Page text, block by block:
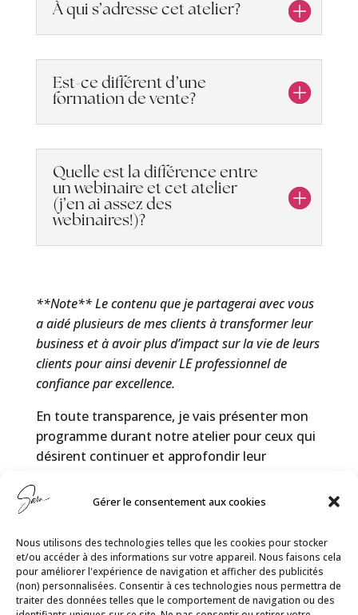
Gérer le consentement aux cookies
Nous utilisons des technologies telles que les cookies pour stocker
et/ou accéder à des informations sur votre appareil. Nous faisons cela
pour améliorer l'expérience de navigation et afficher des publicités
(non) personnalisées. Consentir à ces technologies nous permettra de
traiter des données telles que le comportement de navigation ou des
À qui s’adresse cet atelier?
Est-ce différent d’une
formation de vente?
Quelle est la différence entre
un webinaire et cet atelier
(j’en ai assez des
webinaires!)?
**Note** Le contenu que je partagerai avec vous
a aidé plusieurs de mes clients à transformer leur
business et à avoir plus d’impact sur la vie de leurs
clients pour ainsi devenir LE professionnel de
confiance par excellence.
En toute transparence, je vais présenter mon
programme durant notre atelier pour ceux qui
désirent continuer et approfondir leur
décidiez de rejoindre le programme ou pas, la
cet atelier transformera votre manière de
communiquer, ça, c’est garanti.